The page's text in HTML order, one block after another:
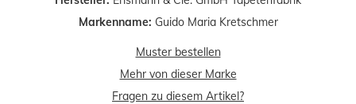
Markenname: Guido Maria Kretschmer
Muster bestellen
Mehr von dieser Marke
Fragen zu diesem Artikel?